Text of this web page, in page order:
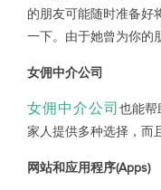
的朋友可能随时准备好
一下。由于她曾为你的
女佣中介公司
女佣中介公司 也能帮
家人提供多种选择，而
网站和应用程序(Apps)